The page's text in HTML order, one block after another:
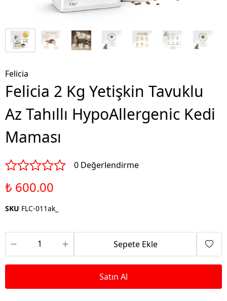
Felicia
Felicia 2 Kg Yetişkin Tavuklu
Az Tahıllı HypoAllergenic Kedi
Maması
0 Değerlendirme
₺ 600.00
SKU FLC-011ak_
Sepete Ekle
Satın Al